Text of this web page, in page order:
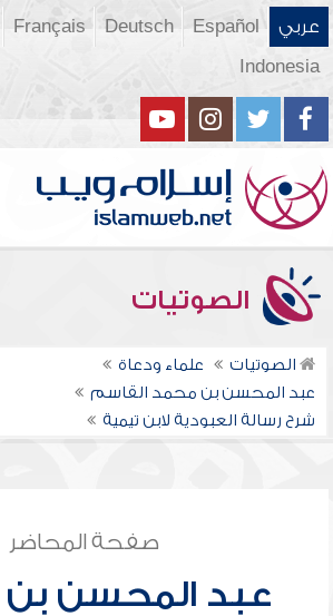
عربي Español
Deutsch
Français
Indonesia
الصوتيات
الصوتيات
علماء ودعاة
عبد المحسن بن محمد القاسم
شرح رسالة العبودية لابن تيمية
صفحة المحاضر
عبد المحسن